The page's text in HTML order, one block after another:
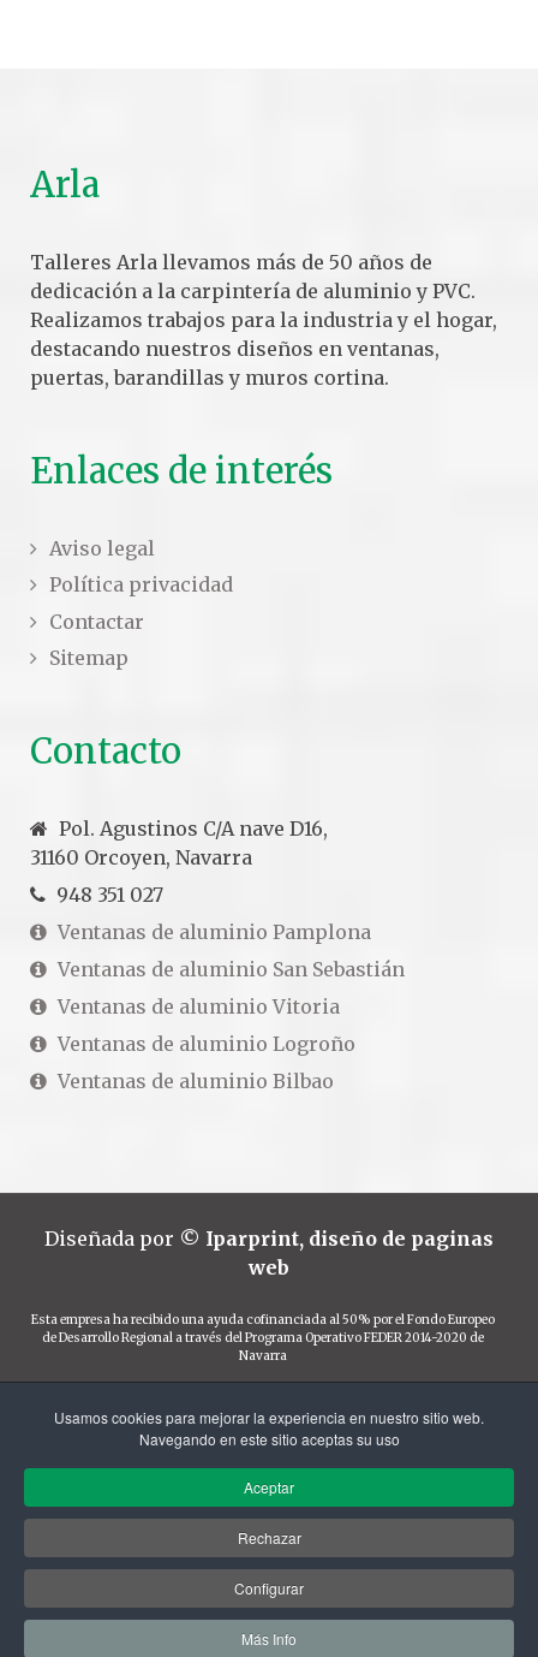
Arla
Talleres Arla llevamos más de 50 años de
dedicación a la carpintería de aluminio y PVC.
Realizamos trabajos para la industria y el hogar,
destacando nuestros diseños en ventanas,
puertas, barandillas y muros cortina.
Enlaces de interés
Aviso legal
Política privacidad
Contactar
Sitemap
Contacto
Pol. Agustinos C/A nave D16,
31160 Orcoyen, Navarra
948 351 027
Ventanas de aluminio Pamplona
Ventanas de aluminio San Sebastián
Ventanas de aluminio Vitoria
Ventanas de aluminio Logroño
Ventanas de aluminio Bilbao
Diseñada por © Iparprint, diseño de paginas
web
Esta empresa ha recibido una ayuda cofinanciada al 50% por el Fondo Europeo
de Desarrollo Regional a través del Programa Operativo FEDER 2014-2020 de
Navarra
Financiado por el Programa KIT Digital. Plan de
Recuperación, Transformación y Resiliencia de
España "Next Generation EU".
Usamos cookies para mejorar la experiencia en nuestro sitio web.
Navegando en este sitio aceptas su uso
Aceptar
Rechazar
Configurar
Más Info